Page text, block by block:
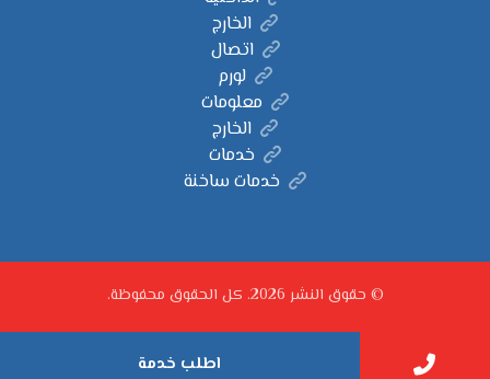
الخارج
اتصال
لورم
معلومات
الخارج
خدمات
خدمات ساخنة
© حقوق النشر 2026. كل الحقوق محفوظة.
اطلب خدمة